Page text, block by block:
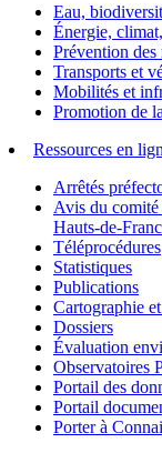
Eau,
Énergie,
Prévention des
Transports et
Mobilités et
Promotion de
Ressources en
Arrêtés
Avis du comité
Hauts-de-
Téléprocédures
Statistiques
Publications
Cartographie
Dossiers
Évaluation
Observatoires
Portail des
Portail
Porter à